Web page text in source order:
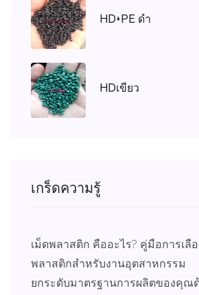
HD+PE ดำ
HDเขียว
เกร็ดความรู้
เม็ดพลาสติก คืออะไร? คู่มือการเลื
พลาสติกสำหรับงานอุตสาหกรรม
ยกระดับมาตรฐานการผลิตของคุณ